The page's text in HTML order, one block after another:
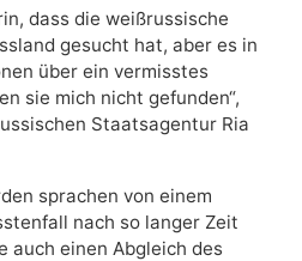
dass die weißrussische
gesucht hat, aber es in
über ein vermisstes
sie mich nicht gefunden“,
Staatsagentur Ria
sprachen von einem
nach so langer Zeit
auch einen Abgleich des